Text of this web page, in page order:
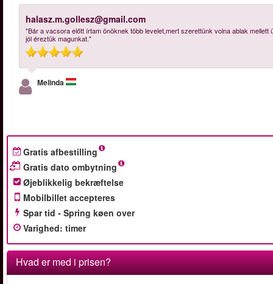
halasz.m.gollesz@gmail.com
"Bár a vacsora előtt írtam önöknek több levelet,mert szerettünk volna ablak
jól éreztük magunkat."
Melinda
Gratis afbestilling
Gratis dato ombytning
Øjeblikkelig bekræftelse
Mobilbillet accepteres
Spar tid - Spring køen over
Varighed: timer
Hvad er med i prisen?